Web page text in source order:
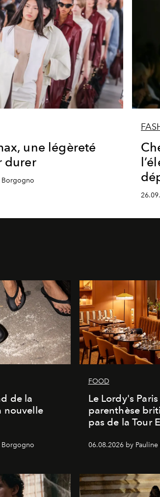
une légèreté
durer
Borgogno
de la
nouvelle
Borgogno
FOOD
Le Lordy's
parenthèse
pas de la Tour
06.08.2026 by